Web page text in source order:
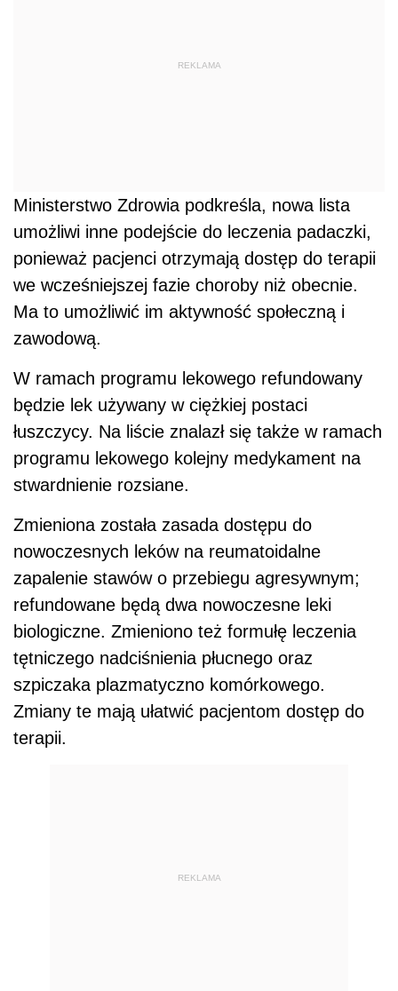
REKLAMA
Ministerstwo Zdrowia podkreśla, nowa lista
umożliwi inne podejście do leczenia padaczki,
ponieważ pacjenci otrzymają dostęp do terapii
we wcześniejszej fazie choroby niż obecnie.
Ma to umożliwić im aktywność społeczną i
zawodową.
W ramach programu lekowego refundowany
będzie lek używany w ciężkiej postaci
łuszczycy. Na liście znalazł się także w ramach
programu lekowego kolejny medykament na
stwardnienie rozsiane.
Zmieniona została zasada dostępu do
nowoczesnych leków na reumatoidalne
zapalenie stawów o przebiegu agresywnym;
refundowane będą dwa nowoczesne leki
biologiczne. Zmieniono też formułę leczenia
tętniczego nadciśnienia płucnego oraz
szpiczaka plazmatyczno komórkowego.
Zmiany te mają ułatwić pacjentom dostęp do
terapii.
REKLAMA